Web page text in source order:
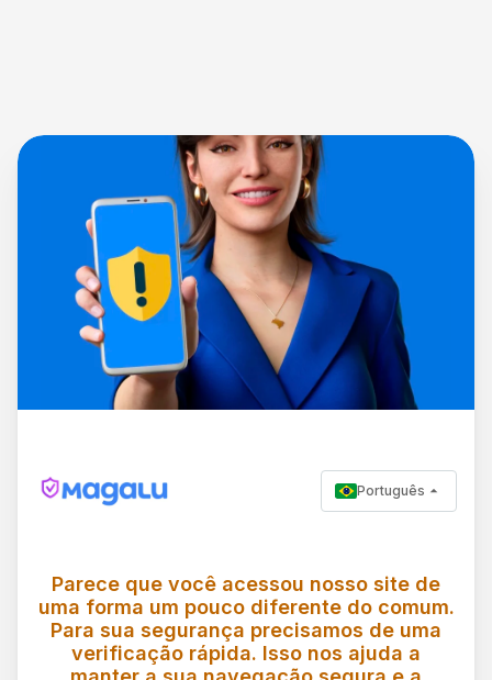
Português
Parece que você acessou nosso site de
uma forma um pouco diferente do comum.
Para sua segurança precisamos de uma
verificação rápida. Isso nos ajuda a